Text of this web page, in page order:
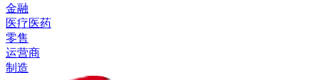
金融
医疗医药
零售
运营商
制造